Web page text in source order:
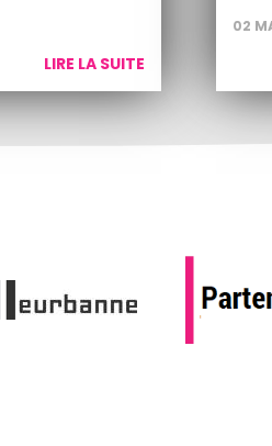
LIRE LA SUITE
02